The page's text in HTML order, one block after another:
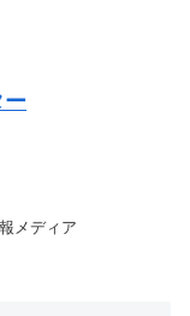
ー
メディア